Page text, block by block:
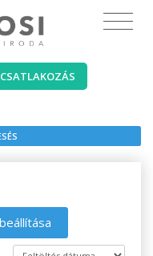
CSATLAKOZÁS